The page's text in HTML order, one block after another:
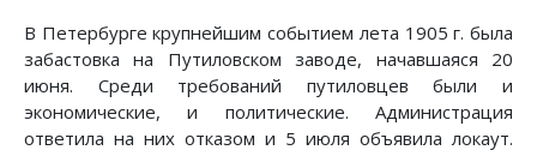
В Петербурге крупнейшим событием лета 1905 г. была
забастовка на Путиловском заводе, начавшаяся 20
июня. Среди требований путиловцев были и
экономические, и политические. Администрация
ответила на них отказом и 5 июля объявила локаут.